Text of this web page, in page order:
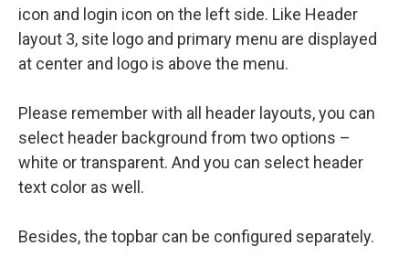
icon and login icon on the left side. Like Header
layout 3, site logo and primary menu are displayed
at center and logo is above the menu.
Please remember with all header layouts, you can
select header background from two options –
white or transparent. And you can select header
text color as well.
Besides, the topbar can be configured separately.